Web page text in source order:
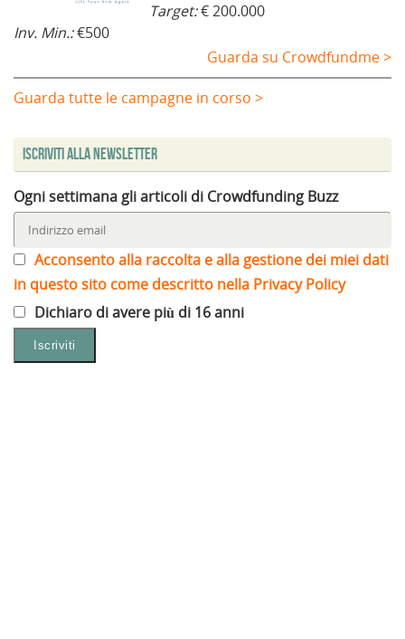
Target:€ 200.000
Inv. Min.:€500
Guarda su Crowdfundme >
Guarda tutte le campagne in corso >
Iscriviti alla Newsletter
Ogni settimana gli articoli di Crowdfunding Buzz
Acconsento alla raccolta e alla gestione dei miei dati
in questo sito come descritto nella Privacy Policy
Dichiaro di avere più di 16 anni